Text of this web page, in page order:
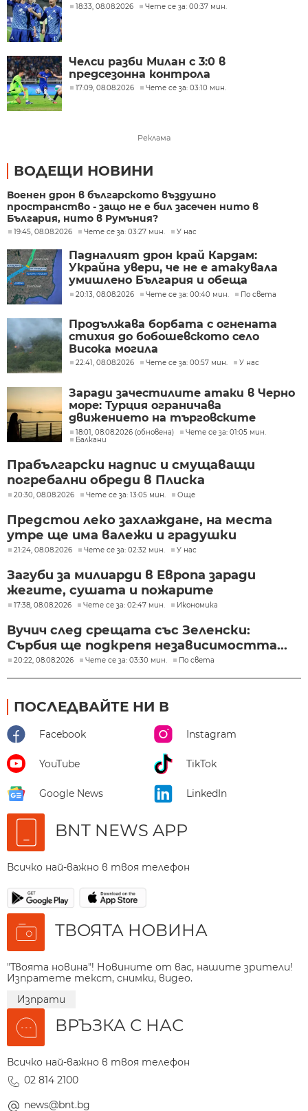
18:33, 08.08.2026 Чете се за: 00:37 мин.
Челси разби Милан с 3:0 в
предсезонна контрола
17:09, 08.08.2026 Чете се за: 03:10 мин.
Реклама
ВОДЕЩИ НОВИНИ
Военен дрон в българското въздушно
пространство - защо не е бил засечен нито в
България, нито в Румъния?
19:45, 08.08.2026 Чете се за: 03:27 мин. У нас
Падналият дрон край Кардам:
Украйна увери, че не е атакувала
умишлено България и обеща
разследване
20:13, 08.08.2026 Чете се за: 00:40 мин. По света
Продължава борбата с огнената
стихия до бобошевското село
Висока могила
22:41, 08.08.2026 Чете се за: 00:57 мин. У нас
Заради зачестилите атаки в Черно
море: Турция ограничава
движението на търговските
кораби
18:01, 08.08.2026 (обновена)
Чете се за: 01:05 мин.
Балкани
Прабългарски надпис и смущаващи
погребални обреди в Плиска
20:30, 08.08.2026 Чете се за: 13:05 мин. Още
Предстои леко захлаждане, на места
утре ще има валежи и градушки
21:24, 08.08.2026 Чете се за: 02:32 мин. У нас
Загуби за милиарди в Европа заради
жегите, сушата и пожарите
17:38, 08.08.2026 Чете се за: 02:47 мин. Икономика
Вучич след срещата със Зеленски:
Сърбия ще подкрепя независимостта...
20:22, 08.08.2026 Чете се за: 03:30 мин. По света
ПОСЛЕДВАЙТЕ НИ В
Facebook Instagram
YouTube TikTok
Google News LinkedIn
BNT NEWS APP
Всичко най-важно в твоя телефон
ТВОЯТА НОВИНА
"Твоята новина"! Новините от вас, нашите зрители!
Изпратете текст, снимки, видео.
Изпрати
ВРЪЗКА С НАС
Всичко най-важно в твоя телефон
02 814 2100
news@bnt.bg